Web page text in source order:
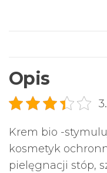
Opis
Krem bio -
kosmetyk
pielęgnacji stóp,